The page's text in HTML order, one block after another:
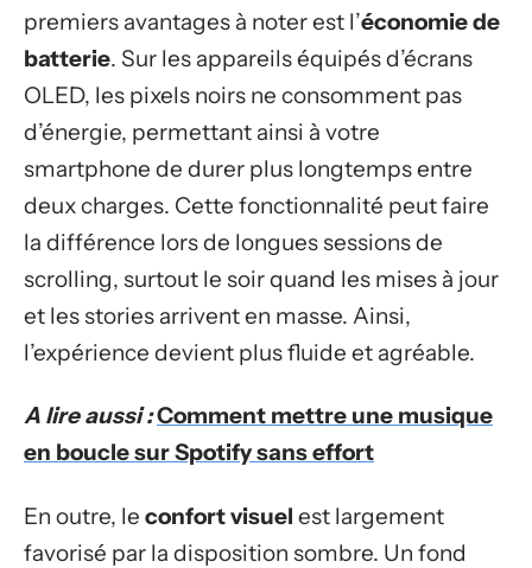
premiers avantages à noter est l’économie de
batterie. Sur les appareils équipés d’écrans
OLED, les pixels noirs ne consomment pas
d’énergie, permettant ainsi à votre
smartphone de durer plus longtemps entre
deux charges. Cette fonctionnalité peut faire
la différence lors de longues sessions de
scrolling, surtout le soir quand les mises à jour
et les stories arrivent en masse. Ainsi,
l’expérience devient plus fluide et agréable.
A lire aussi :Comment mettre une musique
en boucle sur Spotify sans effort
En outre, le confort visuel est largement
favorisé par la disposition sombre. Un fond